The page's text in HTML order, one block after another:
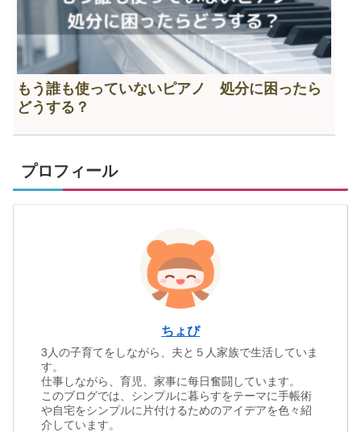
もう誰も使っていないピアノ 処分に困ったら
どうする？
プロフィール
ちょび
3人の子育てをしながら、夫と５人家族で生活していま
す。
仕事しながら、育児、家事に每日奮闘しています。
このブログでは、シンプルに暮らすをテーマに手帳術
や自宅をシンプルに片付けるためのアイデアを色々紹
介しています。